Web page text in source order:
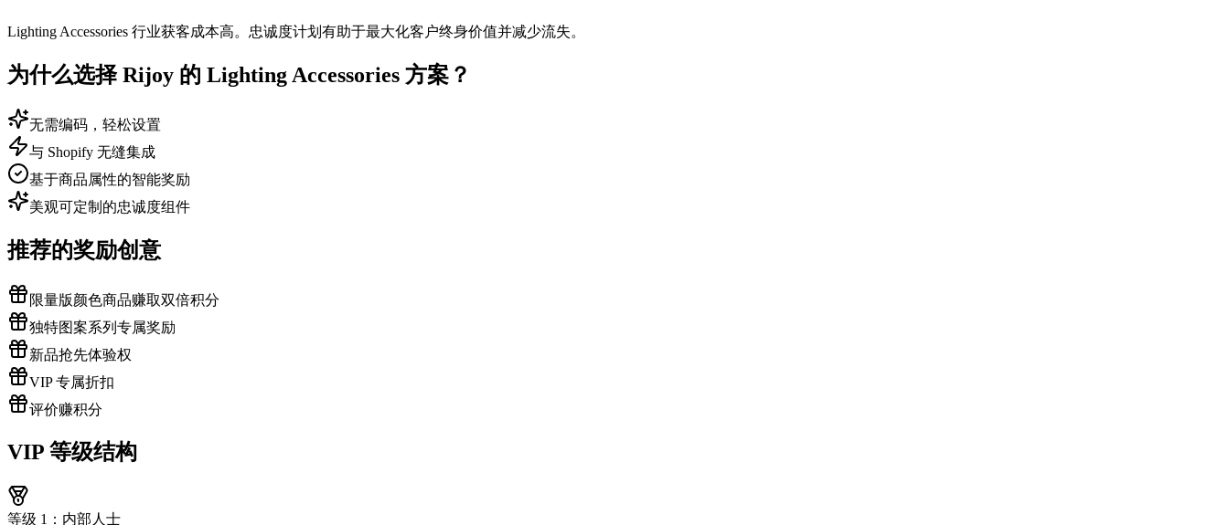
Lighting Accessories 行业获客成本高。忠诚度计划有助于最大化客户终身价值并减少流失。
为什么选择 Rijoy 的 Lighting Accessories 方案？
无需编码，轻松设置
与 Shopify 无缝集成
基于商品属性的智能奖励
美观可定制的忠诚度组件
推荐的奖励创意
限量版颜色商品赚取双倍积分
独特图案系列专属奖励
新品抢先体验权
VIP 专属折扣
评价赚积分
VIP 等级结构
等级 1：内部人士